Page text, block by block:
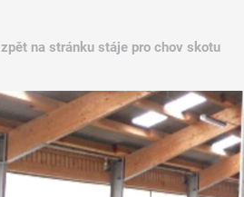
zpět na stránku stáje pro chov skotu